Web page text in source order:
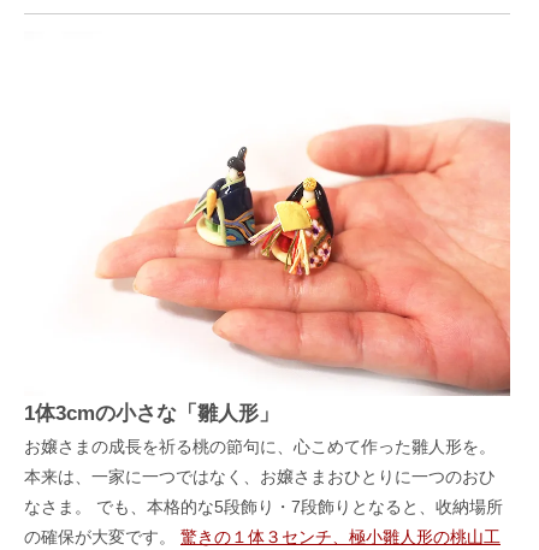
1体3cmの小さな「雛人形」
お嬢さまの成長を祈る桃の節句に、心こめて作った雛人形を。
本来は、一家に一つではなく、お嬢さまおひとりに一つのおひ
なさま。 でも、本格的な5段飾り・7段飾りとなると、收納場所
の確保が大変です。 驚きの１体３センチ、極小雛人形の桃山工